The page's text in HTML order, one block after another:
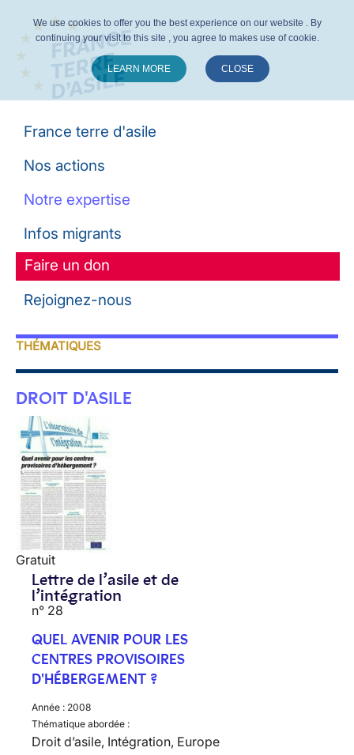
France terre d'asile
Nos actions
Notre expertise
Infos migrants
Faire un don
Rejoignez-nous
THÉMATIQUES
DROIT D'ASILE
Gratuit
Lettre de l’asile et de
l’intégration
n° 28
QUEL AVENIR POUR LES
CENTRES PROVISOIRES
D'HÉBERGEMENT ?
Année : 2008
Thématique abordée :
Droit d’asile, Intégration, Europe
We use cookies to offer you the best experience on our website . By
continuing your visit to this site , you agree to makes use of cookie.
LEARN MORE CLOSE